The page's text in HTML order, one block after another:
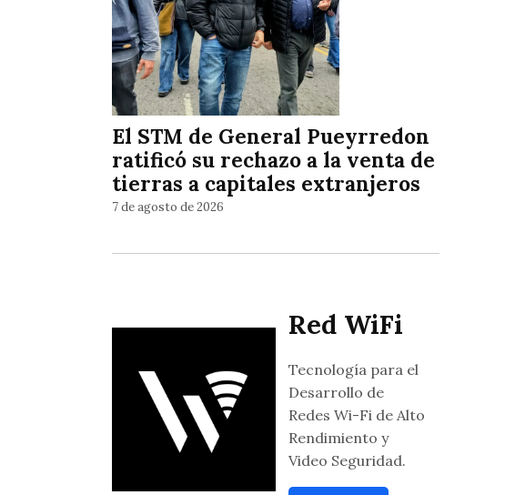
El STM de General Pueyrredon
ratificó su rechazo a la venta de
tierras a capitales extranjeros
7 de agosto de 2026
Red WiFi
Tecnología para el
Desarrollo de
Redes Wi-Fi de Alto
Rendimiento y
Video Seguridad.